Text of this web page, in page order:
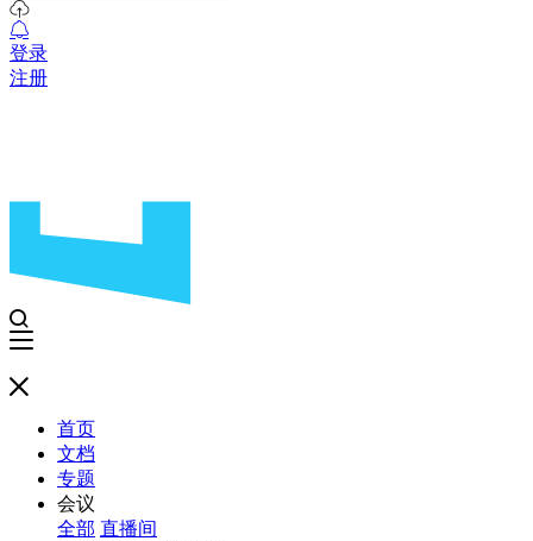
登录
注册
首页
文档
专题
会议
全部 直播间